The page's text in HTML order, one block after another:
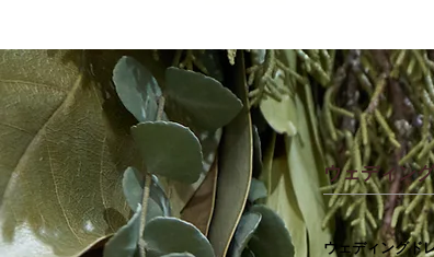
ウェディン
ウェディングド